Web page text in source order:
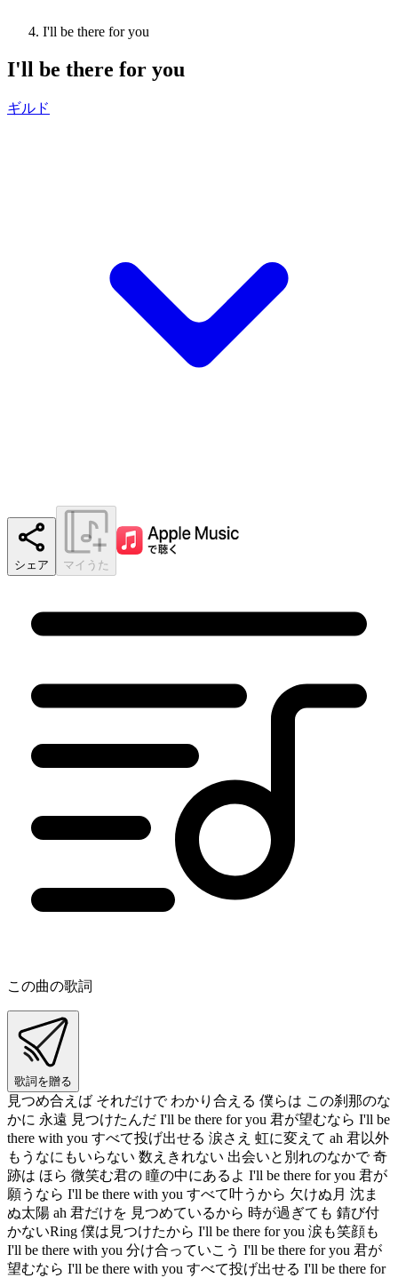
I'll be there for you
I'll be there for you
ギルド
シェア マイうた
この曲の歌詞
歌詞を贈る
見つめ合えば それだけで わかり合える 僕らは この刹那のな
かに 永遠 見つけたんだ I'll be there for you 君が望むなら I'll be
there with you すべて投げ出せる 涙さえ 虹に変えて ah 君以外
もうなにもいらない 数えきれない 出会いと別れのなかで 奇
跡は ほら 微笑む君の 瞳の中にあるよ I'll be there for you 君が
願うなら I'll be there with you すべて叶うから 欠けぬ月 沈ま
ぬ太陽 ah 君だけを 見つめているから 時が過ぎても 錆び付
かないRing 僕は見つけたから I'll be there for you 涙も笑顔も
I'll be there with you 分け合っていこう I'll be there for you 君が
望むなら I'll be there with you すべて投げ出せる I'll be there for